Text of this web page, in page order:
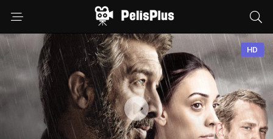
HD